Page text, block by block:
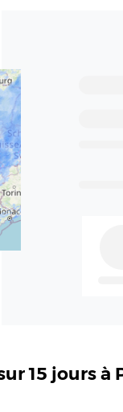
15 jours à